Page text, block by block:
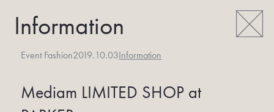
Information
Event Fashion2019.10.03Information
Mediam LIMITED SHOP at